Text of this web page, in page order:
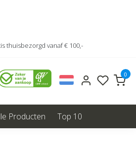
thuisbezorgd vanaf € 100,-
0
Producten Top 10